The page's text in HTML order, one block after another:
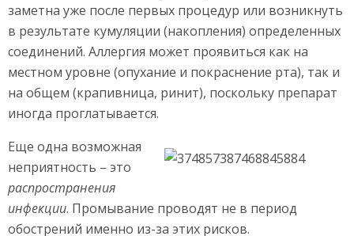
заметна уже после первых процедур или возникнуть
в результате кумуляции (накопления) определенных
соединений. Аллергия может проявиться как на
местном уровне (опухание и покраснение рта), так и
на общем (крапивница, ринит), поскольку препарат
иногда проглатывается.
Еще одна возможная
неприятность – это
распространения
инфекции. Промывание проводят не в период
обострений именно из-за этих рисков.